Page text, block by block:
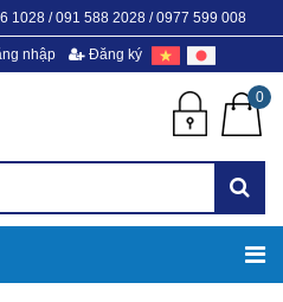
1028 / 091 588 2028 / 0977 599 008
nhập Đăng ký
0